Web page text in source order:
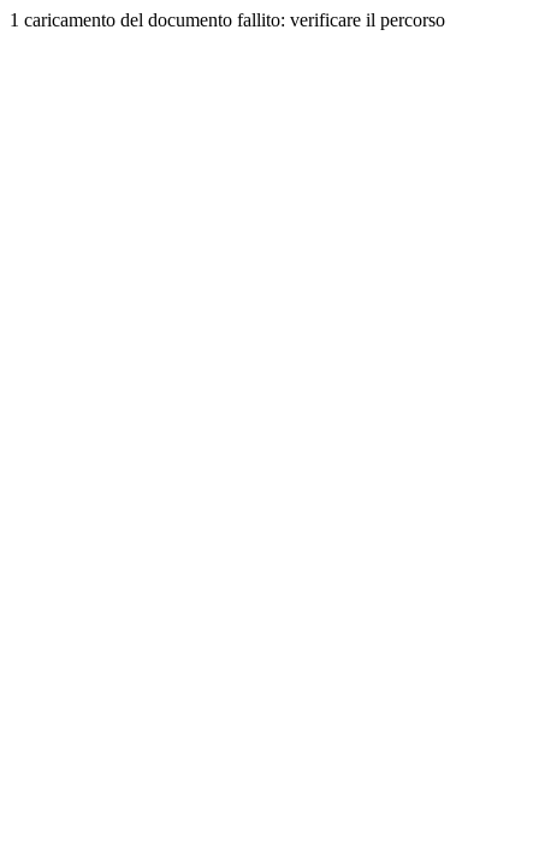
1 caricamento del documento fallito: verificare il percorso